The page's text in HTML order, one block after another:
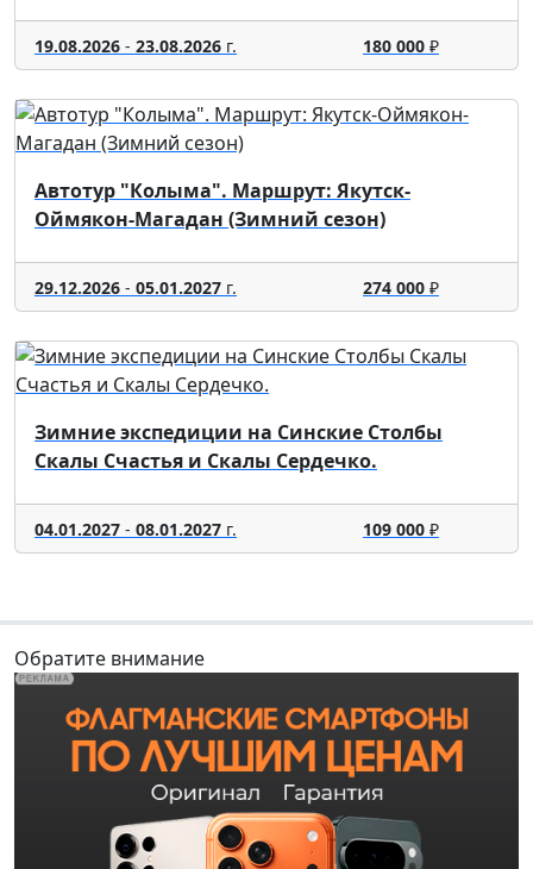
19.08.2026 - 23.08.2026 г. 180 000₽
Автотур "Колыма". Маршрут: Якутск-
Оймякон-Магадан (Зимний сезон)
29.12.2026 - 05.01.2027 г. 274 000₽
Зимние экспедиции на Синские Столбы
Скалы Счастья и Скалы Сердечко.
04.01.2027 - 08.01.2027 г. 109 000₽
Обратите внимание